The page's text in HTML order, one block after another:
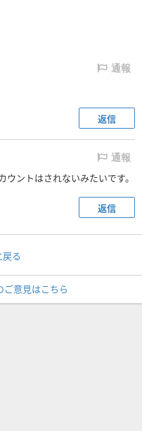
通報
返信
通報
ントはされないみたいです。
返信
る
ご意見はこちら